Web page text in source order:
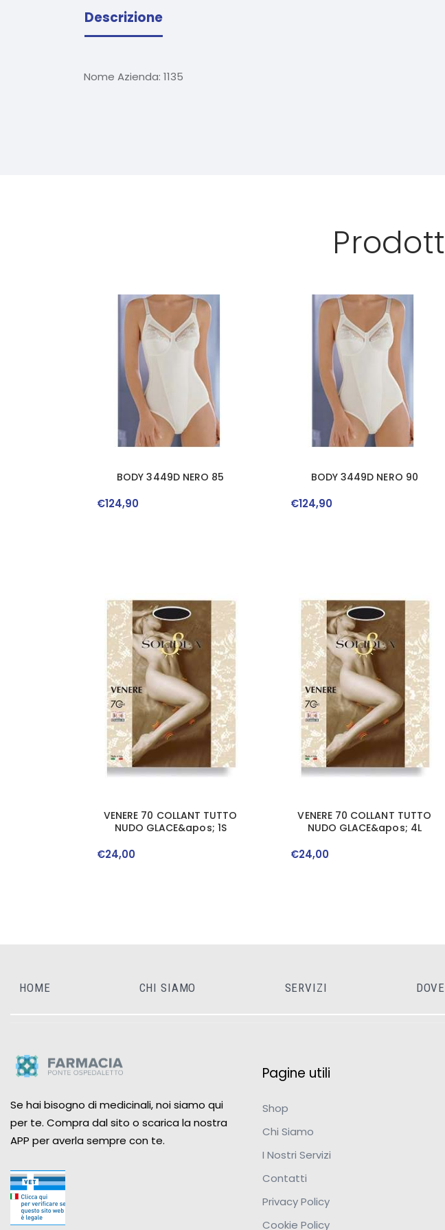
Descrizione
Nome Azienda: 1135
BODY 3449D NERO 85
€124,90
BODY 3449D NERO 90
€124,90
VENERE 70 COLLANT TUTTO
NUDO GLACE&apos; 1S
€24,00
VENERE 70 COLLANT TUTTO
NUDO GLACE&apos; 4L
€24,00
HOME CHI SIAMO SERVIZI
Se hai bisogno di medicinali, noi siamo qui
per te. Compra dal sito o scarica la nostra
APP per averla sempre con te.
Pagine utili
Shop
Chi Siamo
I Nostri Servizi
Contatti
Privacy Policy
Cookie Policy